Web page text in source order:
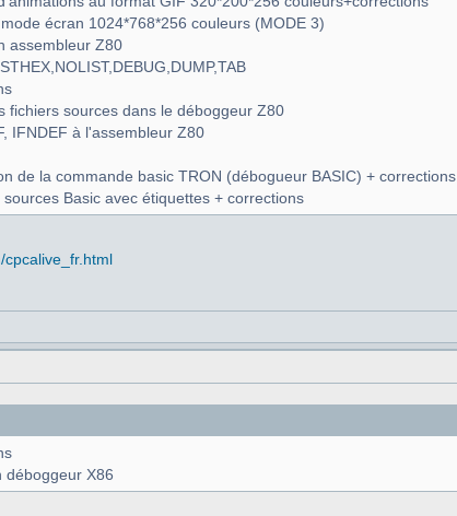
écran 1024*768*256 couleurs (MODE 3)
assembleur Z80
fichiers sources dans le déboggeur Z80
IFNDEF à l'assembleur Z80
de la commande basic TRON (débogueur BASIC) + corrections
Basic avec étiquettes + corrections
cpcalive_fr.html
déboggeur X86